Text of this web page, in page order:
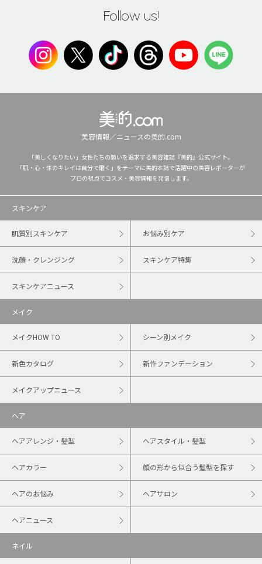
Follow us!
美容情報／ニュースの美的.com
「美しくなりたい」女性たちの願いを追求する美容雑誌『美的』公式サイト。
「肌・心・体のキレイは自分で磨く」をテーマに美的本誌で活躍中の美容レポーターが
プロの視点でコスメ・美容情報を発信します。
スキンケア
肌質別スキンケア お悩み別ケア
洗顔・クレンジング スキンケア特集
スキンケアニュース
メイク
メイクHOW TO シーン別メイク
新色カタログ 新作ファンデーション
メイクアップニュース
ヘア
ヘアアレンジ・髪型 ヘアスタイル・髪型
ヘアカラー 顔の形から似合う髪型を探す
ヘアのお悩み ヘアサロン
ヘアニュース
ネイル